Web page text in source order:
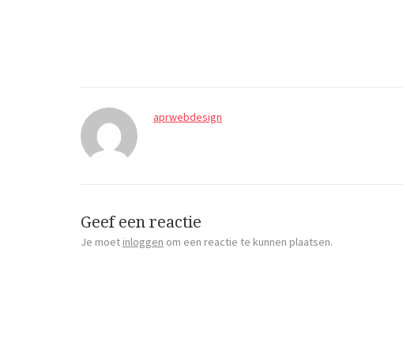
aprwebdesign
Geef een reactie
Je moet inloggen om een reactie te kunnen plaatsen.